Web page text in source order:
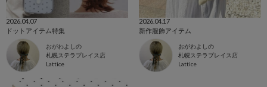
2026.04.07
ドットアイテム特集
おがわよしの
札幌ステラプレイス店
Lattice
2026.04.17
新作服飾アイテム
おがわよしの
札幌ステラプレイス店
Lattice